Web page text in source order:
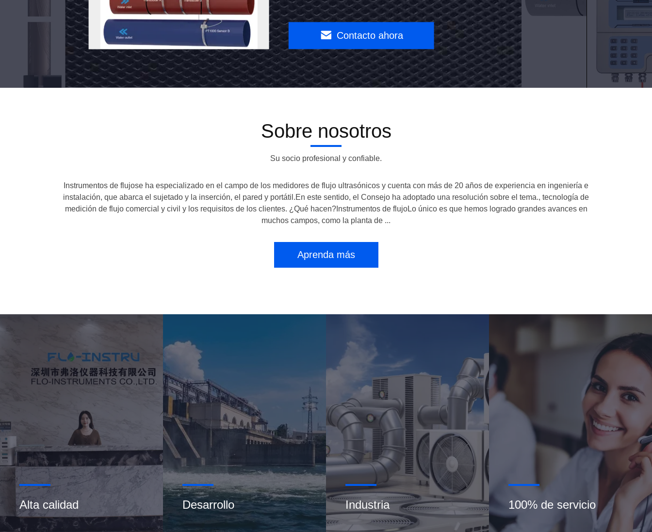
acuerdo
TM601
Contacto
ahora
separado
para
uso
sencillo
Contacto
ahora
Video
Contacto ahora
Sobre nosotros
Su socio profesional y confiable.
Instrumentos de flujose ha especializado en el campo de los medidores de flujo ultrasónicos y cuenta con más de 20 años de experiencia en ingeniería e
instalación, que abarca el sujetado y la inserción, el pared y portátil.En este sentido, el Consejo ha adoptado una resolución sobre el tema., tecnología de
medición de flujo comercial y civil y los requisitos de los clientes. ¿Qué hacen?Instrumentos de flujoLo único es que hemos logrado grandes avances en
muchos campos, como la planta de ...
Aprenda más
Alta calidad Desarrollo Industria 100% de servicio